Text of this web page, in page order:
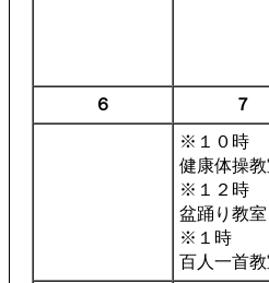
６ ７
※１０時
健康体操教
※１２時
盆踊り教室
※１時
百人一首教